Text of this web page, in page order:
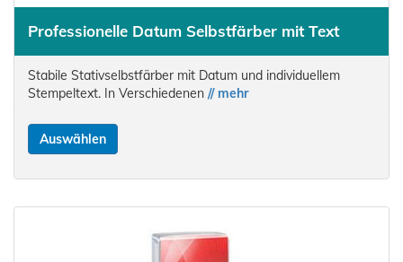
Professionelle Datum Selbstfärber mit Text
Stabile Stativselbstfärber mit Datum und individuellem
Stempeltext. In Verschiedenen // mehr
Auswählen